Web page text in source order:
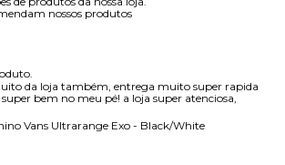
nossos produtos
da loja também, entrega muito super rapida
bem no meu pé! a loja super atenciosa,
Vans Ultrarange Exo - Black/White